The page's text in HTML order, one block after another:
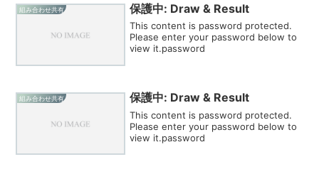
組み合わせ共有 保護中: Draw & Result
This content is password protected.
Please enter your password below to
view it.password
組み合わせ共有 保護中: Draw & Result
This content is password protected.
Please enter your password below to
view it.password